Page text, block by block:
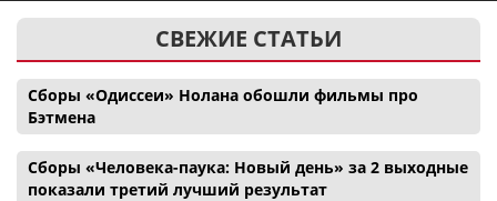
СВЕЖИЕ СТАТЬИ
Сборы «Одиссеи» Нолана обошли фильмы про
Бэтмена
Сборы «Человека-паука: Новый день» за 2 выходные
показали третий лучший результат